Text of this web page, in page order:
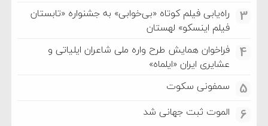
3
راه‌یابی فیلم کوتاه «بی‌خوابی» به جشنواره «تابستان
فیلم اینسکو» لهستان
4
فراخوان همایش طرح واره ملی شاعران ایلیاتی و
عشایری ایران «ایلماه»
5 سمفونی سکوت
6 الموت ثبت جهانی شد